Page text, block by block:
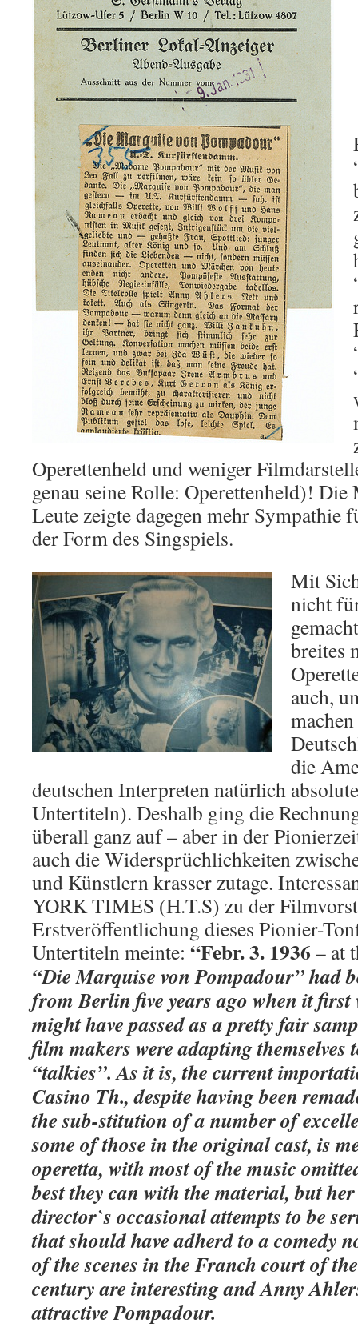
Operettenheld und weniger
genau seine Rolle: Operettenheld)! Die
Leute zeigte dagegen mehr Sympathie
der Form des Singspiels.
Mit
nicht
breites
auch,
die
deutschen Interpreten natürlich
Untertiteln). Deshalb ging die
überall ganz auf – aber in der
auch die Widersprüchlichkeiten
und Künstlern krasser zutage.
YORK TIMES (H.T.S) zu der
Erstveröffentlichung dieses Pionier-
Untertiteln meinte: “Febr. 3. 1936 – at
“Die Marquise von Pompadour” had
from Berlin five years ago when it first
might have passed as a pretty fair
film makers were adapting themselves
“talkies”. As it is, the current
Casino Th., despite having been
the sub-stitution of a number of
some of those in the original cast, is
operetta, with most of the music
best they can with the material, but
director`s occasional attempts to be
that should have adherd to a comedy
of the scenes in the Franch court of
century are interesting and Anny
attractive Pompadour.